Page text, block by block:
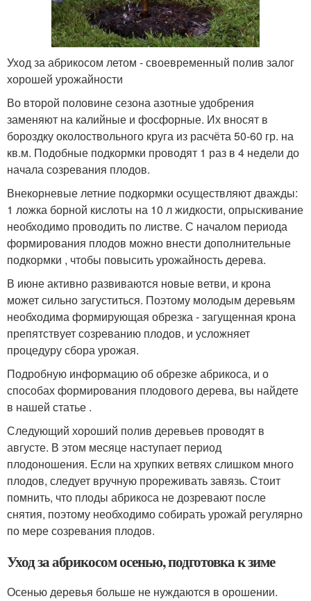
Уход за абрикосом летом - своевременный полив залог
хорошей урожайности
Во второй половине сезона азотные удобрения
заменяют на калийные и фосфорные. Их вносят в
бороздку околоствольного круга из расчёта 50-60 гр. на
кв.м. Подобные подкормки проводят 1 раз в 4 недели до
начала созревания плодов.
Внекорневые летние подкормки осуществляют дважды:
1 ложка борной кислоты на 10 л жидкости, опрыскивание
необходимо проводить по листве. С началом периода
формирования плодов можно внести дополнительные
подкормки , чтобы повысить урожайность дерева.
В июне активно развиваются новые ветви, и крона
может сильно загуститься. Поэтому молодым деревьям
необходима формирующая обрезка - загущенная крона
препятствует созреванию плодов, и усложняет
процедуру сбора урожая.
Подробную информацию об обрезке абрикоса, и о
способах формирования плодового дерева, вы найдете
в нашей статье .
Следующий хороший полив деревьев проводят в
августе. В этом месяце наступает период
плодоношения. Если на хрупких ветвях слишком много
плодов, следует вручную прореживать завязь. Стоит
помнить, что плоды абрикоса не дозревают после
снятия, поэтому необходимо собирать урожай регулярно
по мере созревания плодов.
Уход за абрикосом осенью, подготовка к зиме
Осенью деревья больше не нуждаются в орошении.